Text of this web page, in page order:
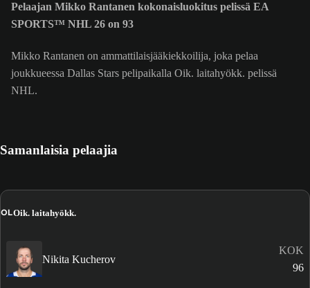
Pelaajan Mikko Rantanen kokonaisluokitus pelissä EA
SPORTS™ NHL 26 on 93
Mikko Rantanen on ammattilaisjääkiekkoilija, joka pelaa
joukkueessa Dallas Stars pelipaikalla Oik. laitahyökk. pelissä
NHL.
Samanlaisia pelaajia
OLOik. laitahyökk.
Nikita Kucherov
KOK
96